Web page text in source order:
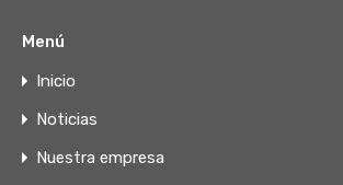
Menú
Inicio
Noticias
Nuestra empresa